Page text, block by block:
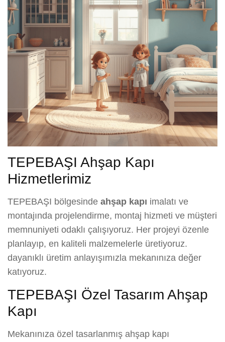
TEPEBAŞI Ahşap Kapı
Hizmetlerimiz
TEPEBAŞI bölgesinde ahşap kapı imalatı ve
montajında projelendirme, montaj hizmeti ve müşteri
memnuniyeti odaklı çalışıyoruz. Her projeyi özenle
planlayıp, en kaliteli malzemelerle üretiyoruz.
dayanıklı üretim anlayışımızla mekanınıza değer
katıyoruz.
TEPEBAŞI Özel Tasarım Ahşap
Kapı
Mekanınıza özel tasarlanmış ahşap kapı